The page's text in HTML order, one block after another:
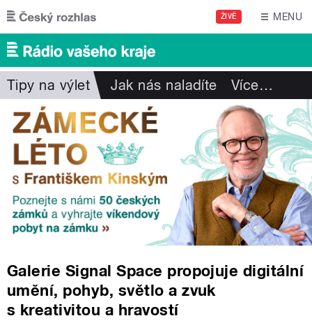
Přejít k hlavnímu obsahu
ŽIVĚ MENU
Tipy na výlet Jak nás naladíte Více…
Galerie Signal Space propojuje digitální
umění, pohyb, světlo a zvuk
s kreativitou a hravostí